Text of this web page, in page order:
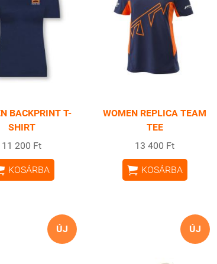
BACKPRINT T-
SHIRT
11 200 Ft
KOSÁRBA
WOMEN REPLICA TEAM
TEE
13 400 Ft
 KOSÁRBA
ÚJ ÚJ